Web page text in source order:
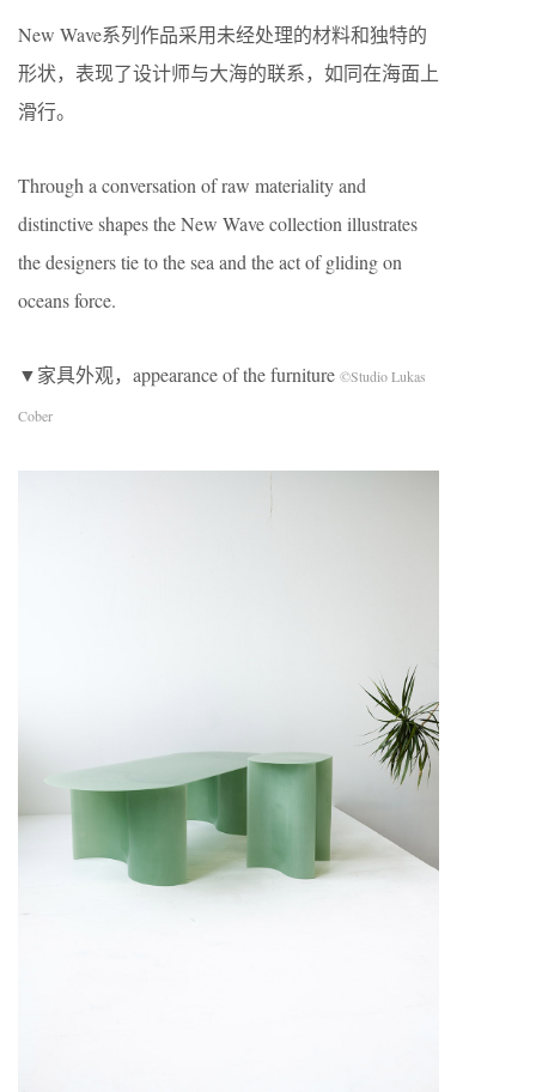
New Wave系列作品采用未经处理的材料和独特的
形状，表现了设计师与大海的联系，如同在海面上
滑行。
Through a conversation of raw materiality and
distinctive shapes the New Wave collection illustrates
the designers tie to the sea and the act of gliding on
oceans force.
▼家具外观，appearance of the furniture ©Studio Lukas
Cober